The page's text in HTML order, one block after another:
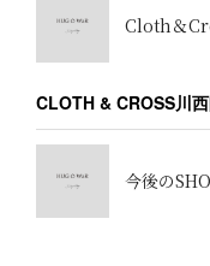
Cloth＆
CLOTH & CROSS川
今後の